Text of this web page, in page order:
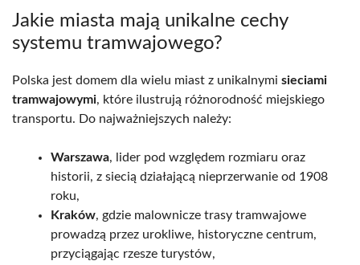
Jakie miasta mają unikalne cechy
systemu tramwajowego?
Polska jest domem dla wielu miast z unikalnymi sieciami
tramwajowymi, które ilustrują różnorodność miejskiego
transportu. Do najważniejszych należy:
Warszawa, lider pod względem rozmiaru oraz
historii, z siecią działającą nieprzerwanie od 1908
roku,
Kraków, gdzie malownicze trasy tramwajowe
prowadzą przez urokliwe, historyczne centrum,
przyciągając rzesze turystów,